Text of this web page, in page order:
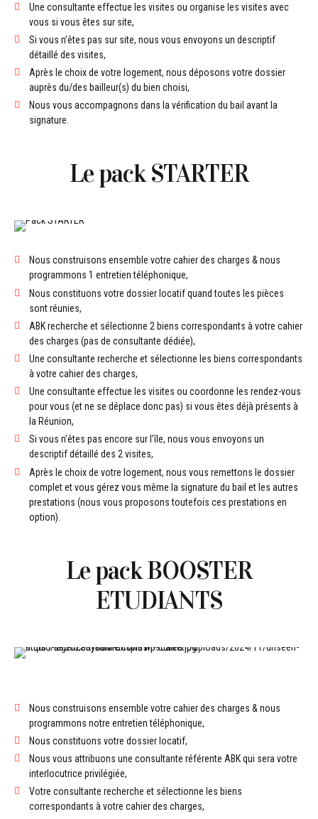
Une consultante effectue les visites ou organise les visites avec
vous si vous êtes sur site,
Si vous n’êtes pas sur site, nous vous envoyons un descriptif
détaillé des visites,
Après le choix de votre logement, nous déposons votre dossier
auprès du/des bailleur(s) du bien choisi,
Nous vous accompagnons dans la vérification du bail avant la
signature.
Le pack STARTER
Nous construisons ensemble votre cahier des charges & nous
programmons 1 entretien téléphonique,
Nous constituons votre dossier locatif quand toutes les pièces
sont réunies,
ABK recherche et sélectionne 2 biens correspondants à votre cahier
des charges (pas de consultante dédiée),
Une consultante recherche et sélectionne les biens correspondants
à votre cahier des charges,
Une consultante effectue les visites ou coordonne les rendez-vous
pour vous (et ne se déplace donc pas) si vous êtes déjà présents à
la Réunion,
Si vous n’êtes pas encore sur l’île, nous vous envoyons un
descriptif détaillé des 2 visites,
Après le choix de votre logement, nous vous remettons le dossier
complet et vous gérez vous même la signature du bail et les autres
prestations (nous vous proposons toutefois ces prestations en
option).
Le pack BOOSTER
ETUDIANTS
Nous construisons ensemble votre cahier des charges & nous
programmons notre entretien téléphonique,
Nous constituons votre dossier locatif,
Nous vous attribuons une consultante référente ABK qui sera votre
interlocutrice privilégiée,
Votre consultante recherche et sélectionne les biens
correspondants à votre cahier des charges,